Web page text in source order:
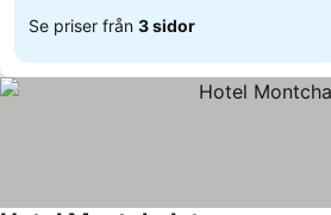
Se priser från 3 sidor